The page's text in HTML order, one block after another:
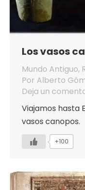
Los vasos
Mundo Antiguo,
Por Alberto
Deja un
Viajamos hasta
vasos canopos.
+100